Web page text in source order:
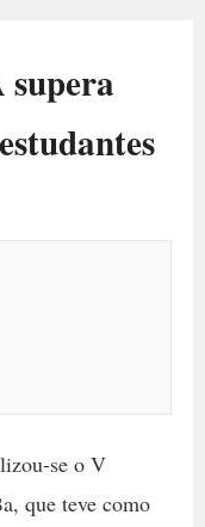
supera
se o V
que teve como